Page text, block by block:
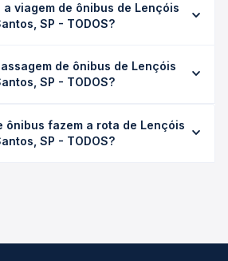
a viagem de ônibus de Lençóis
SP - TODOS?
média 7h 16min, podendo variar
tipo de serviço (convencional,
opção na data desejada.
de ônibus de Lençóis
SP - TODOS?
custa em média R$ 277,51 e
da viagem, a empresa, o tipo de
ônibus fazem a rota de Lençóis
SP - TODOS?